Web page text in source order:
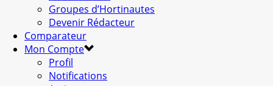
Groupes d’Hortinautes
Devenir Rédacteur
Comparateur
Mon Compte
Profil
Notifications